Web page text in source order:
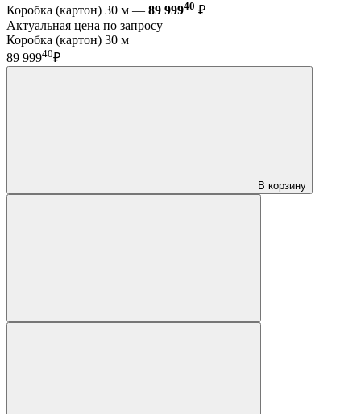
Коробка (картон) 30 м — 89 99940 ₽
Актуальная цена по запросу
Коробка (картон) 30 м
89 99940₽
В корзину